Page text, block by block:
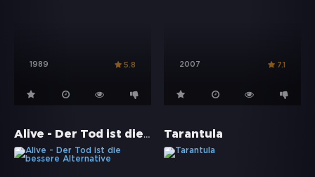
1989 5.8 2007 7.1
Alive - Der Tod ist die bessere Alternative Tarantula